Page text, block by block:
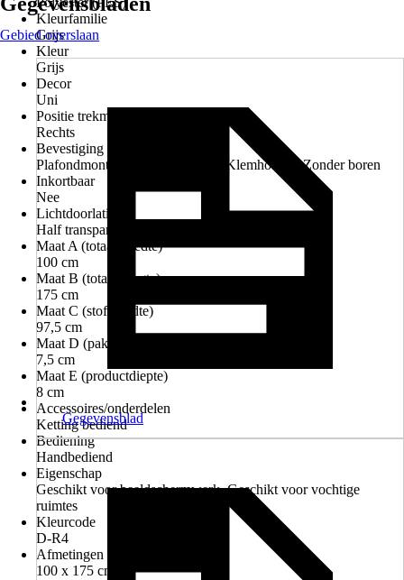
Kleurfamilie
Grijs
Kleur
Grijs
Decor
Uni
Positie trekmechanisme
Rechts
Bevestiging
Plafondmontage, Wandmontage, Klemhouder, Zonder boren
Inkortbaar
Nee
Lichtdoorlating
Half transparant, Lichtdoorlatend
Maat A (totaalbreedte)
100 cm
Maat B (totaalhoogte)
175 cm
Maat C (stofbreedte)
97,5 cm
Maat D (pakkethoogte in gesloten toestand)
7,5 cm
Maat E (productdiepte)
8 cm
Accessoires/onderdelen
Ketting bediend
Bediening
Handbediend
Eigenschap
Geschikt voor beeldschermwerk, Geschikt voor vochtige
ruimtes
Kleurcode
D-R4
Afmetingen
100 x 175 cm
Gebied overslaan
Gegevensblad